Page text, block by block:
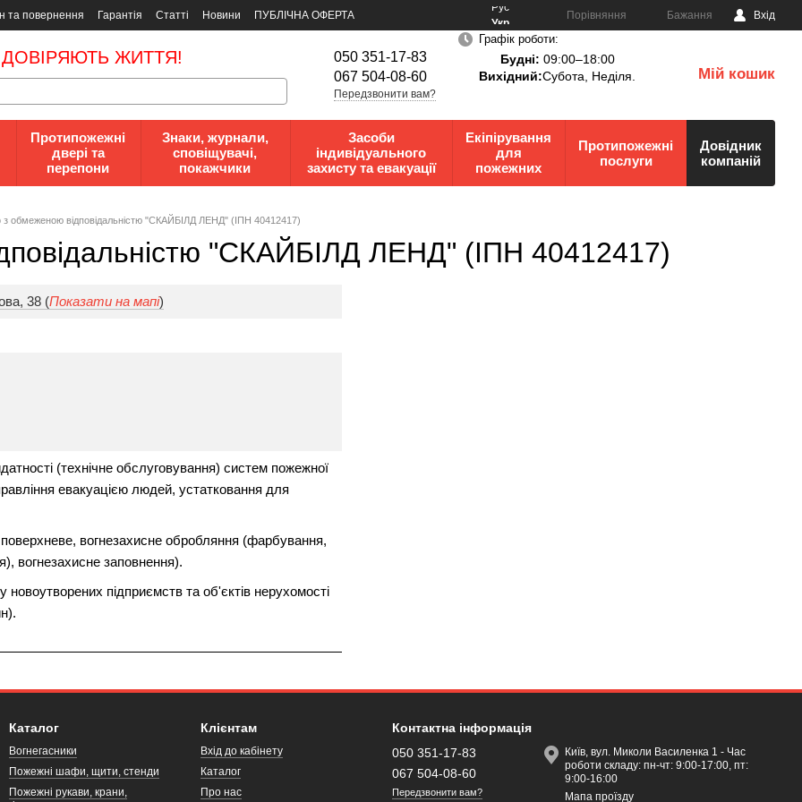
та повернення Гарантія Статті Новини
ПУБЛІЧНА ОФЕРТА
Рус
Укр
Порівняння Бажання Вхід
ЖИТТЯ!
050 351-17-83
067 504-08-60
Передзвонити вам?
Графік роботи:
Будні: 09:00–18:00
Вихідний:Субота, Неділя. Мій кошик
Протипожежні
двері та
перепони
Знаки, журнали,
сповіщувачі,
покажчики
Засоби
індивідуального
захисту та евакуації
Екіпірування
для
пожежних
Протипожежні
послуги
Довідник
компаній
з oбмeжeнoю вiдпoвiдaльнicтю "СКАЙБІЛД ЛЕНД" (ІПН 40412417)
"СКАЙБІЛД ЛЕНД" (ІПН 40412417)
38 (Показати на мапі)
(технічне обслуговування) систем пожежної
евакуацією людей, устатковання для
вогнезахисне обробляння (фарбування,
вогнезахисне заповнення).
підприємств та об'єктів нерухомості
Каталог
Вогнегасники
Пожежні шафи, щити, стенди
Пожежні рукави, крани,
Клієнтам
Вхід до кабінету
Каталог
Про нас
Контактна інформація
050 351-17-83
067 504-08-60
Передзвонити вам?
Київ, вул. Миколи Василенка 1 - Час
роботи складу: пн-чт: 9:00-17:00, пт:
9:00-16:00
Мапа проїзду